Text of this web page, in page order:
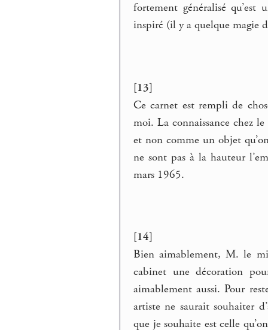
fortement généralisé
inspiré (il y a quelque magie
[13]
Ce carnet est rempli de
moi. La connaissance chez
et non comme un objet
ne sont pas à la hauteur
mars 1965.
[14]
Bien aimablement, M. le
cabinet une décoration
aimablement aussi. Pour
artiste ne saurait souhaiter
que je souhaite est celle